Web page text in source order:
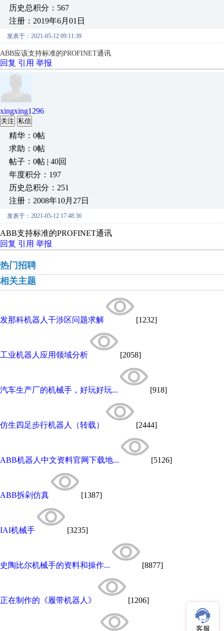
历史总积分：567
注册：2019年6月01日
发表于：2021-05-12 09:11:39
ABB应该支持标准的PROFINET通讯
回复 引用 举报
xingxing1296
关注 私信
精华：0帖
求助：0帖
帖子：0帖 | 40回
年度积分：197
历史总积分：251
注册：2008年10月27日
发表于：2021-05-12 17:48:36
ABB支持标准的PROFINET通讯
回复 引用 举报
热门招聘
相关主题
发那科机器人干涉区问题求解 [1232]
工业机器人应用领域分析 [2058]
汽车生产厂的机械手，好玩好玩... [918]
仿生四足步行机器人（转载） [2444]
ABB机器人中文资料官网下载地... [5126]
ABB拆剁仿真 [1387]
IAI机械手 [3235]
史陶比尔机械手的资料和操作... [8877]
正在制作的《履带机器人》 [1206]
客服